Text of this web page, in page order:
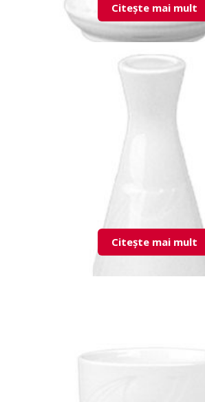
KZM01SU00 Creamer
Citește mai mult
Citește mai mult